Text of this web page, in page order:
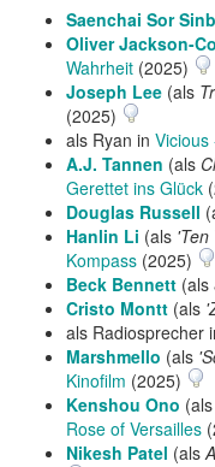
Saenchai Sor
Oliver Jackson-
Wahrheit (2025)
Joseph Lee (als
(2025)
als Ryan in Vicious
A.J. Tannen (als
Gerettet ins Glück
Douglas Russell
Hanlin Li (als 'Ten
Kompass (2025)
Beck Bennett (als
Cristo Montt (als
als Radiosprecher
Marshmello (als
Kinofilm (2025)
Kenshou Ono (als
Rose of Versailles
Nikesh Patel (als